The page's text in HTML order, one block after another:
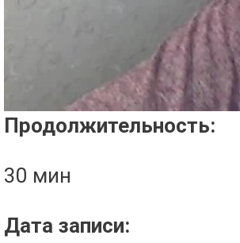
Продолжительность:
30 мин
Дата записи: